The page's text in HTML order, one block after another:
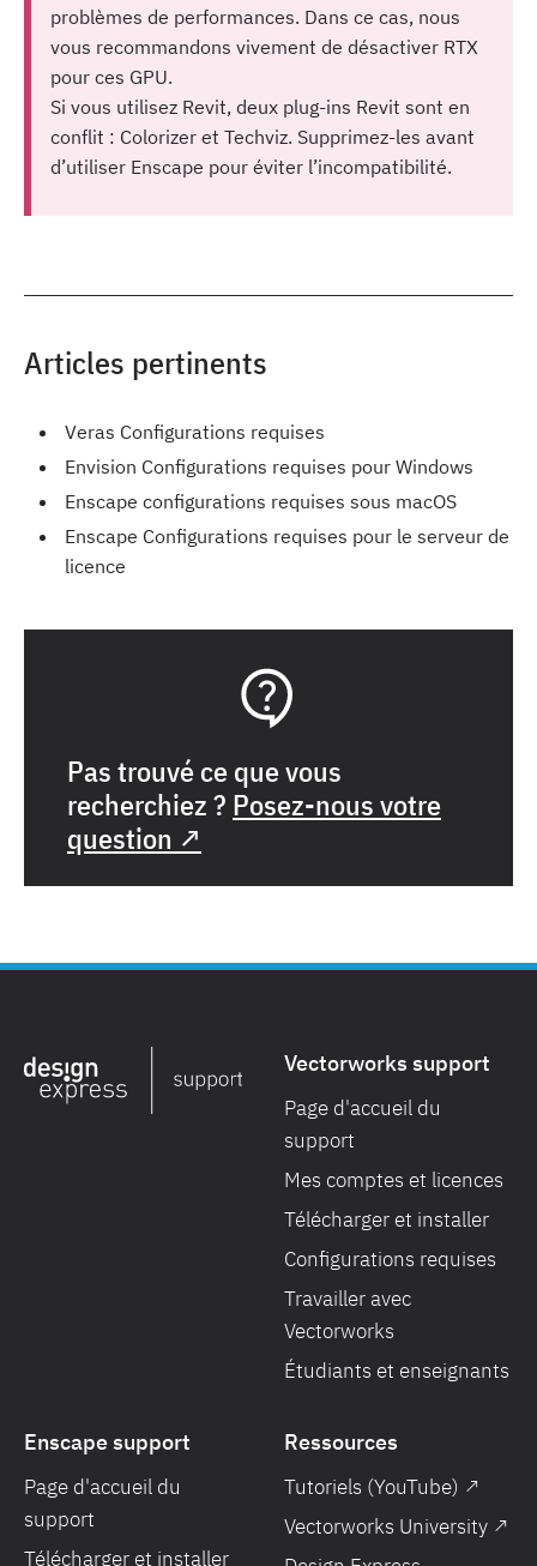
problèmes de performances. Dans ce cas, nous
vous recommandons vivement de désactiver RTX
pour ces GPU.
Si vous utilisez Revit, deux plug-ins Revit sont en
conflit : Colorizer et Techviz. Supprimez-les avant
d’utiliser Enscape pour éviter l’incompatibilité.
Articles pertinents
Veras Configurations requises
Envision Configurations requises pour Windows
Enscape configurations requises sous macOS
Enscape Configurations requises pour le serveur de
licence
Pas trouvé ce que vous
recherchiez ? Posez-nous votre
question ↗
Vectorworks support
Page d'accueil du
support
Mes comptes et licences
Télécharger et installer
Configurations requises
Travailler avec
Vectorworks
Étudiants et enseignants
Enscape support
Page d'accueil du
support
Télécharger et installer
Ressources
Tutoriels (YouTube) ↗
Vectorworks University ↗